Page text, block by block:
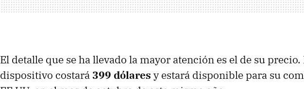
El detalle que se ha llevado la mayor atención es el de su precio.
dispositivo costará 399 dólares y estará disponible para su